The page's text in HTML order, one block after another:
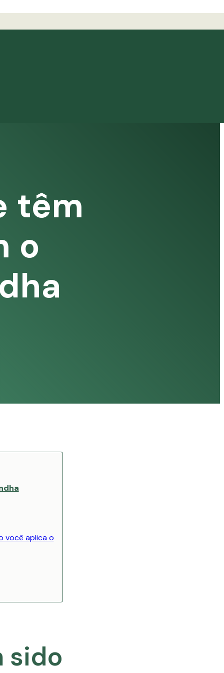
têm
o
você aplica o
sido